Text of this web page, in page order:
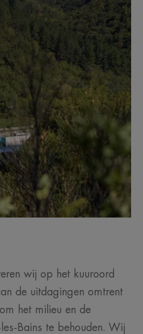
wij op het kuuroord
de uitdagingen omtrent
het milieu en de
Bains te behouden. Wij